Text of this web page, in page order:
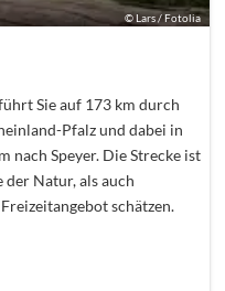
©Lars / Fotolia
Sie auf 173 km durch
Pfalz und dabei in
nach Speyer. Die Strecke ist
der Natur, als auch
schätzen.